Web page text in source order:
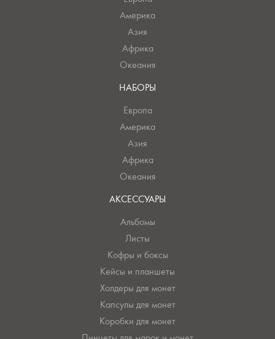
Америка
Азия
Африка
Океания
НАБОРЫ
Европа
Америка
Азия
Африка
Океания
АКСЕССУАРЫ
Альбомы
Листы
Кофры и боксы
Кейсы и планшеты
Холдеры для монет
Капсулы для монет
Коробки для монет